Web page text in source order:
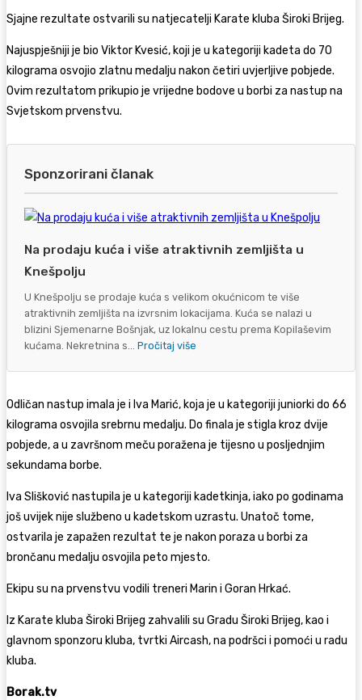
Sjajne rezultate ostvarili su natjecatelji Karate kluba Široki Brijeg.
Najuspješniji je bio Viktor Kvesić, koji je u kategoriji kadeta do 70
kilograma osvojio zlatnu medalju nakon četiri uvjerljive pobjede.
Ovim rezultatom prikupio je vrijedne bodove u borbi za nastup na
Svjetskom prvenstvu.
Sponzorirani članak
Na prodaju kuća i više atraktivnih zemljišta u
Knešpolju
U Knešpolju se prodaje kuća s velikom okućnicom te više
atraktivnih zemljišta na izvrsnim lokacijama. Kuća se nalazi u
blizini Sjemenarne Bošnjak, uz lokalnu cestu prema Kopilaševim
kućama. Nekretnina s... Pročitaj više
Odličan nastup imala je i Iva Marić, koja je u kategoriji juniorki do 66
kilograma osvojila srebrnu medalju. Do finala je stigla kroz dvije
pobjede, a u završnom meču poražena je tijesno u posljednjim
sekundama borbe.
Iva Slišković nastupila je u kategoriji kadetkinja, iako po godinama
još uvijek nije službeno u kadetskom uzrastu. Unatoč tome,
ostvarila je zapažen rezultat te je nakon poraza u borbi za
brončanu medalju osvojila peto mjesto.
Ekipu su na prvenstvu vodili treneri Marin i Goran Hrkać.
Iz Karate kluba Široki Brijeg zahvalili su Gradu Široki Brijeg, kao i
glavnom sponzoru kluba, tvrtki Aircash, na podršci i pomoći u radu
kluba.
Borak.tv